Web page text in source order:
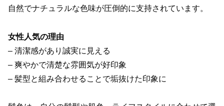
自然でナチュラルな色味が圧倒的に支持されています。
女性人気の理由
– 清潔感があり誠実に見える
– 爽やかで清楚な雰囲気が好印象
– 髪型と組み合わせることで垢抜けた印象に